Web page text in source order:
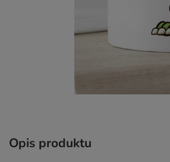
Opis produktu